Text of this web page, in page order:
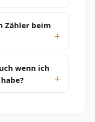
Zähler beim
wenn ich